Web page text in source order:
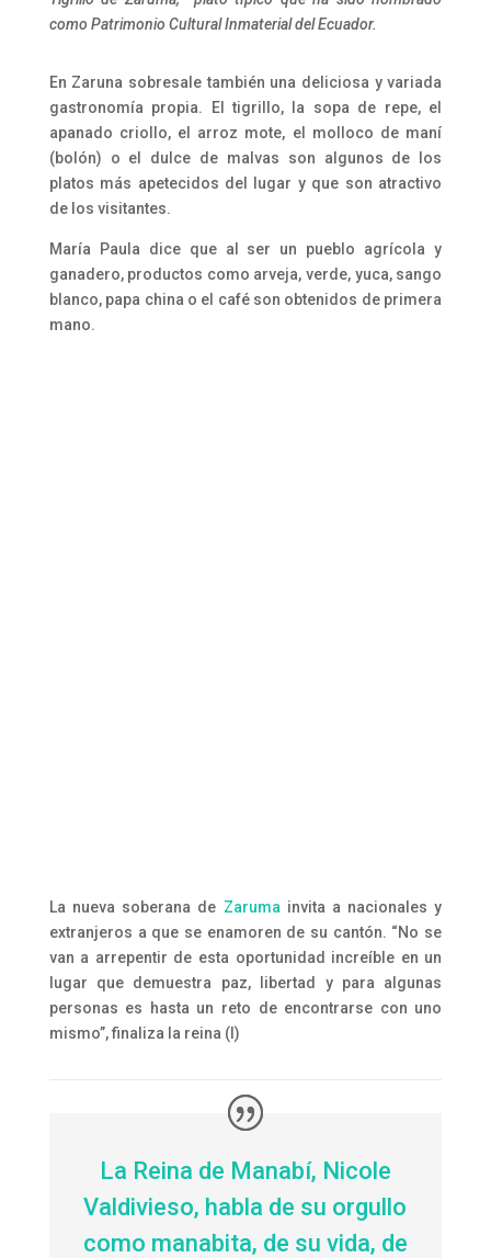
como Patrimonio Cultural Inmaterial del Ecuador.
En Zaruna sobresale también una deliciosa y variada
gastronomía propia. El tigrillo, la sopa de repe, el
apanado criollo, el arroz mote, el molloco de maní
(bolón) o el dulce de malvas son algunos de los
platos más apetecidos del lugar y que son atractivo
de los visitantes.
María Paula dice que al ser un pueblo agrícola y
ganadero, productos como arveja, verde, yuca, sango
blanco, papa china o el café son obtenidos de primera
mano.
La nueva soberana de Zaruma invita a nacionales y
extranjeros a que se enamoren de su cantón. “No se
van a arrepentir de esta oportunidad increíble en un
lugar que demuestra paz, libertad y para algunas
personas es hasta un reto de encontrarse con uno
mismo”, finaliza la reina (I)
La Reina de Manabí, Nicole
Valdivieso, habla de su orgullo
como manabita, de su vida, de